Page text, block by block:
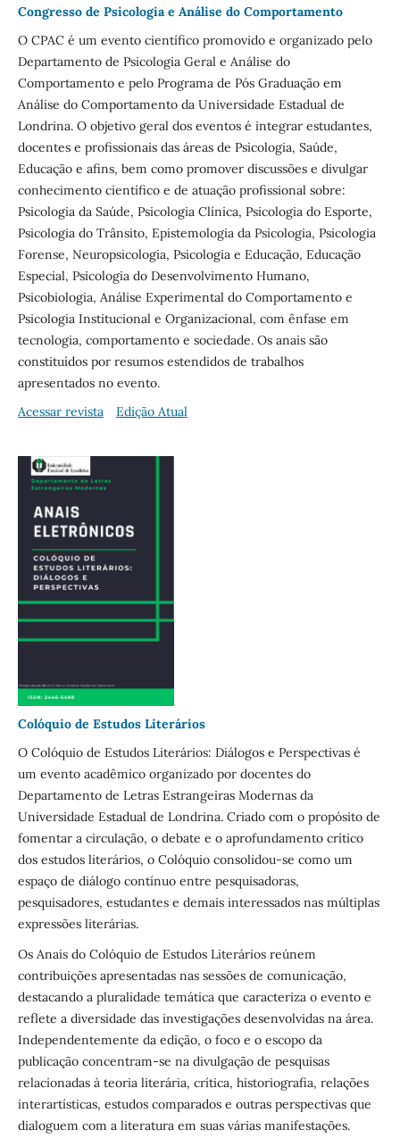
Congresso de Psicologia e Análise do Comportamento
O CPAC é um evento científico promovido e organizado pelo
Departamento de Psicologia Geral e Análise do
Comportamento e pelo Programa de Pós Graduação em
Análise do Comportamento da Universidade Estadual de
Londrina. O objetivo geral dos eventos é integrar estudantes,
docentes e profissionais das áreas de Psicologia, Saúde,
Educação e afins, bem como promover discussões e divulgar
conhecimento científico e de atuação profissional sobre:
Psicologia da Saúde, Psicologia Clínica, Psicologia do Esporte,
Psicologia do Trânsito, Epistemologia da Psicologia, Psicologia
Forense, Neuropsicologia, Psicologia e Educação, Educação
Especial, Psicologia do Desenvolvimento Humano,
Psicobiologia, Análise Experimental do Comportamento e
Psicologia Institucional e Organizacional, com ênfase em
tecnologia, comportamento e sociedade. Os anais são
constituídos por resumos estendidos de trabalhos
apresentados no evento.
Acessar revista
Edição Atual
Colóquio de Estudos Literários
O Colóquio de Estudos Literários: Diálogos e Perspectivas é
um evento acadêmico organizado por docentes do
Departamento de Letras Estrangeiras Modernas da
Universidade Estadual de Londrina. Criado com o propósito de
fomentar a circulação, o debate e o aprofundamento crítico
dos estudos literários, o Colóquio consolidou-se como um
espaço de diálogo contínuo entre pesquisadoras,
pesquisadores, estudantes e demais interessados nas múltiplas
expressões literárias.
Os Anais do Colóquio de Estudos Literários reúnem
contribuições apresentadas nas sessões de comunicação,
destacando a pluralidade temática que caracteriza o evento e
reflete a diversidade das investigações desenvolvidas na área.
Independentemente da edição, o foco e o escopo da
publicação concentram-se na divulgação de pesquisas
relacionadas à teoria literária, crítica, historiografia, relações
interartísticas, estudos comparados e outras perspectivas que
dialoguem com a literatura em suas várias manifestações.